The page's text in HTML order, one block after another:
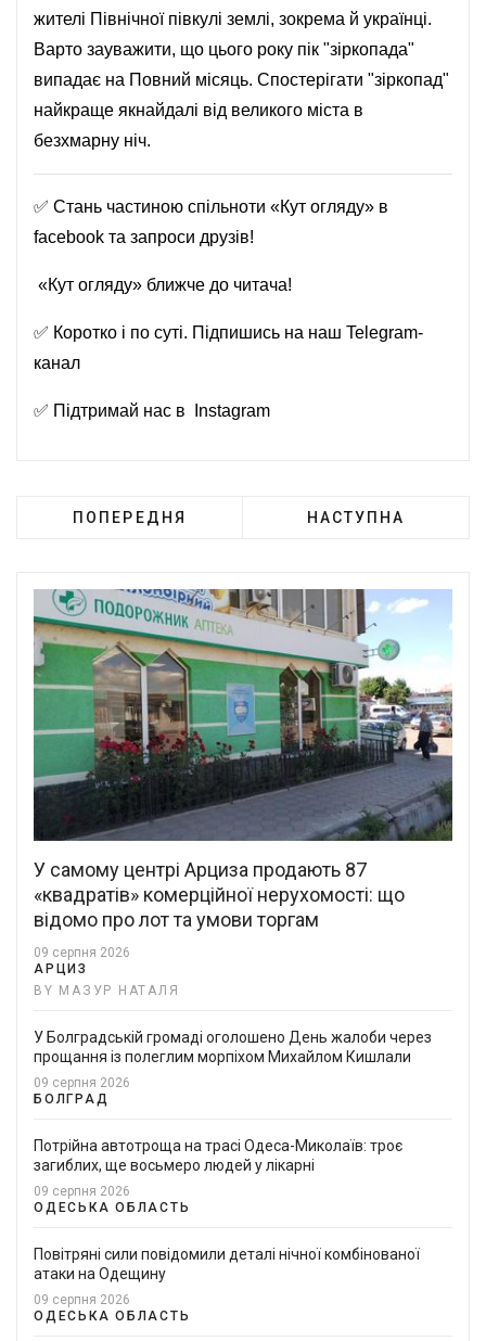
жителі Північної півкулі землі, зокрема й українці.
Варто зауважити, що цього року пік "зіркопада"
випадає на Повний місяць. Спостерігати "зіркопад"
найкраще якнайдалі від великого міста в
безхмарну ніч.
✅ Стань частиною спільноти «Кут огляду» в
facebook та запроси друзів!
«Кут огляду» ближче до читача!
✅ Коротко і по суті. Підпишись на наш Telegram-
канал
✅ Підтримай нас в Instagram
ПОПЕРЕДНЯ НАСТУПНА
У самому центрі Арциза продають 87
«квадратів» комерційної нерухомості: що
відомо про лот та умови торгам
09 серпня 2026
АРЦИЗ
BY МАЗУР НАТАЛЯ
У Болградській громаді оголошено День жалоби через
прощання із полеглим морпіхом Михайлом Кишлали
09 серпня 2026
БОЛГРАД
Потрійна автотроща на трасі Одеса-Миколаїв: троє
загиблих, ще восьмеро людей у лікарні
09 серпня 2026
ОДЕСЬКА ОБЛАСТЬ
Повітряні сили повідомили деталі нічної комбінованої
атаки на Одещину
09 серпня 2026
ОДЕСЬКА ОБЛАСТЬ